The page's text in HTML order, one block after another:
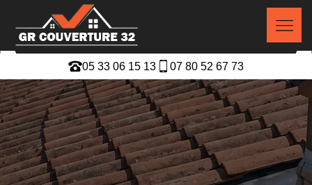
05 33 06 15 13 07 80 52 67 73